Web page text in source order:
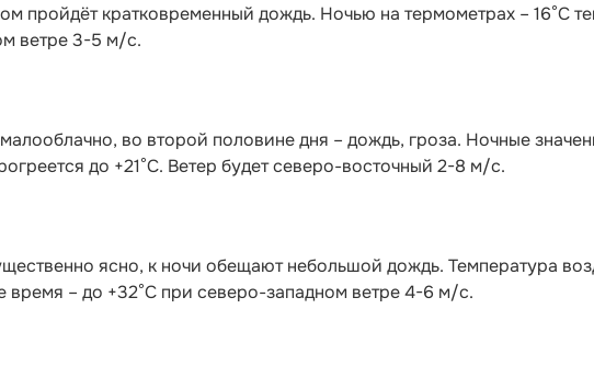
пройдёт кратковременный дождь. Ночью на термометрах – 16°C
ветре 3-5 м/с.
во второй половине дня – дождь, гроза. Ночные
до +21°С. Ветер будет северо-восточный 2-8 м/с.
ясно, к ночи обещают небольшой дождь. Температура
время – до +32°С при северо-западном ветре 4-6 м/с.